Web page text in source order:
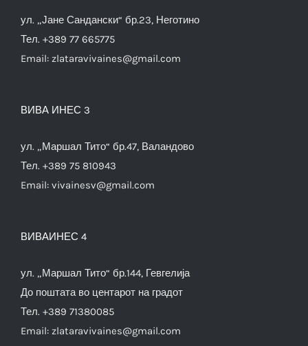
ул. „Јане Сандански“ бр.23, Неготино
Тел. +389 77 665775
Email: zlataravivaines@gmail.com
ВИВА ИНЕС 3
ул. „Маршал Тито“ бр.47, Валандово
Тел. +389 75 810943
Email: vivainesv@gmail.com
ВИВАИНЕС 4
ул. „Маршал Тито“ бр.144, Гевгелија
До поштата во центарот на градот
Тел. +389 71380085
Email: zlataravivaines@gmail.com